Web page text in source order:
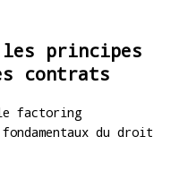
principes
contrats
factoring
du droit